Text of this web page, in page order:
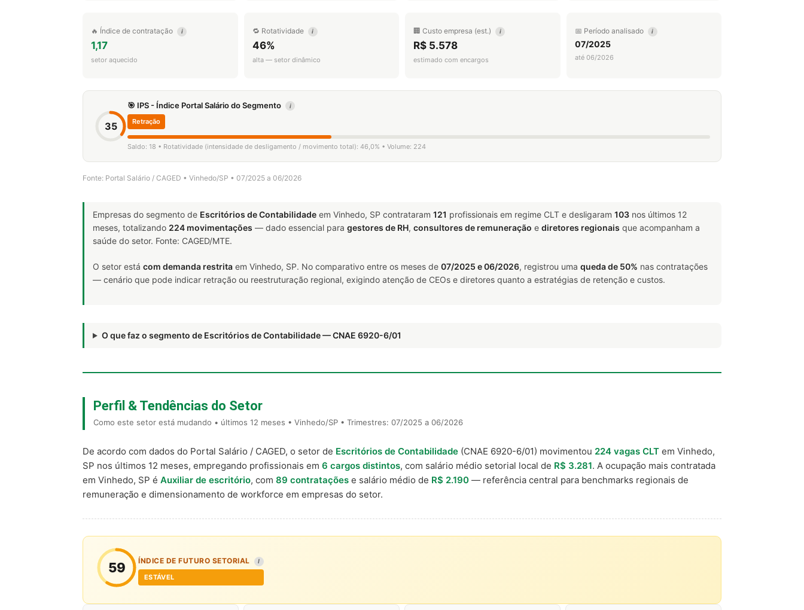
🔥 Índice de contratação i
1,17
setor aquecido
🔁 Rotatividade i
46%
alta — setor dinâmico
🏢 Custo empresa (est.) i
R$ 5.578
estimado com encargos
📅 Período analisado i
07/2025
até 06/2026
35
🎯 IPS - Índice Portal Salário do Segmento i
Retração
Saldo: 18 • Rotatividade (intensidade de desligamento / movimento total): 46,0% • Volume: 224
Fonte: Portal Salário / CAGED • Vinhedo/SP • 07/2025 a 06/2026
Empresas do segmento de Escritórios de Contabilidade em Vinhedo, SP contrataram 121 profissionais em regime CLT e desligaram 103 nos últimos 12
meses, totalizando 224 movimentações — dado essencial para gestores de RH, consultores de remuneração e diretores regionais que acompanham a
saúde do setor. Fonte: CAGED/MTE.
O setor está com demanda restrita em Vinhedo, SP. No comparativo entre os meses de 07/2025 e 06/2026, registrou uma queda de 50% nas contratações
— cenário que pode indicar retração ou reestruturação regional, exigindo atenção de CEOs e diretores quanto a estratégias de retenção e custos.
O que faz o segmento de Escritórios de Contabilidade — CNAE 6920-6/01
Perfil & Tendências do Setor
Como este setor está mudando • últimos 12 meses • Vinhedo/SP • Trimestres: 07/2025 a 06/2026
De acordo com dados do Portal Salário / CAGED, o setor de Escritórios de Contabilidade (CNAE 6920-6/01) movimentou 224 vagas CLT em Vinhedo,
SP nos últimos 12 meses, empregando profissionais em 6 cargos distintos, com salário médio setorial local de R$ 3.281. A ocupação mais contratada
em Vinhedo, SP é Auxiliar de escritório, com 89 contratações e salário médio de R$ 2.190 — referência central para benchmarks regionais de
remuneração e dimensionamento de workforce em empresas do setor.
59 ÍNDICE DE FUTURO SETORIAL I
ESTÁVEL